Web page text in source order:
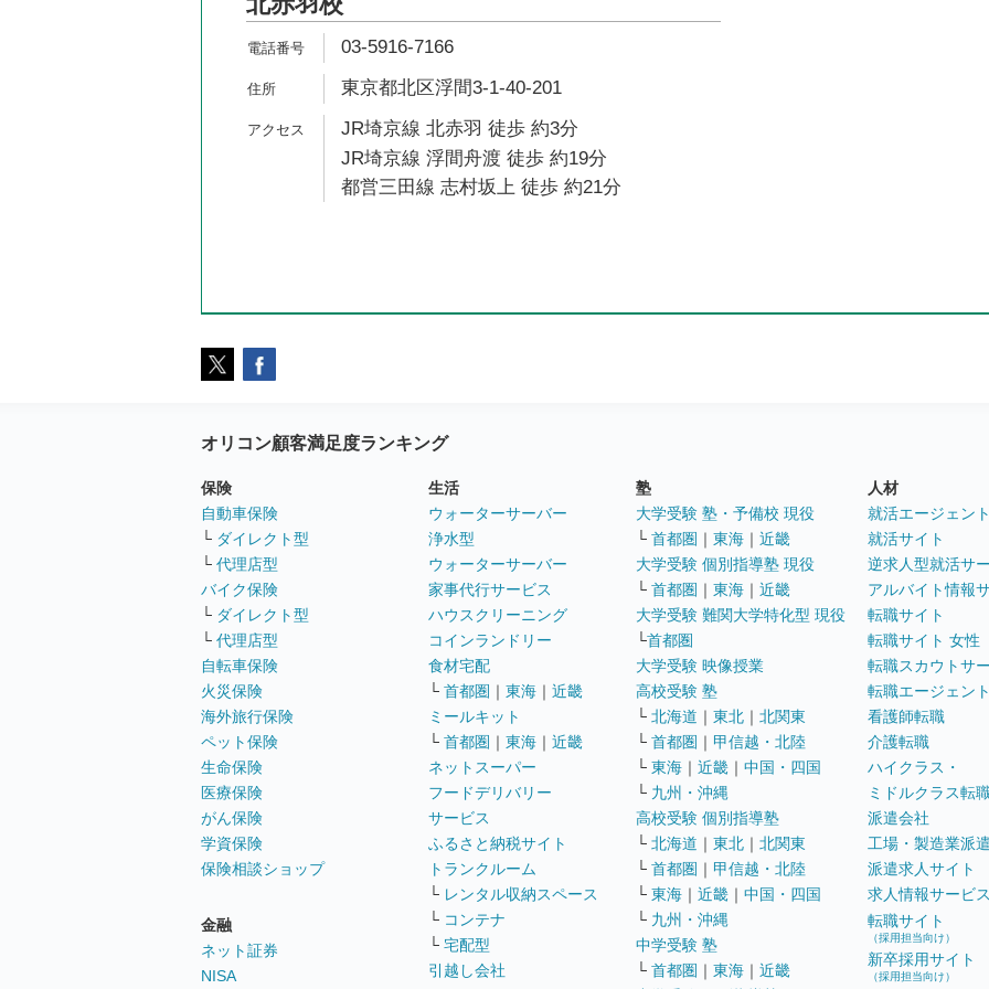
03-5916-7166
東京都北区浮間3-1-40-201
JR埼京線 北赤羽 徒歩 約3分
JR埼京線 浮間舟渡 徒歩 約19分
都営三田線 志村坂上 徒歩 約21分
オリコン顧客満足度ランキング
保険
自動車保険
└ ダイレクト型
└ 代理店型
バイク保険
└ ダイレクト型
└ 代理店型
自転車保険
火災保険
海外旅行保険
ペット保険
生命保険
医療保険
がん保険
学資保険
保険相談ショップ
金融
ネット証券
NISA
生活
ウォーターサーバー
浄水型
ウォーターサーバー
家事代行サービス
ハウスクリーニング
コインランドリー
食材宅配
└ 首都圏 ｜ 東海 ｜ 近畿
ミールキット
└ 首都圏 ｜ 東海 ｜ 近畿
ネットスーパー
フードデリバリー
サービス
ふるさと納税サイト
トランクルーム
└ レンタル収納スペース
└ コンテナ
└ 宅配型
引越し会社
塾
大学受験 塾・予備校 現役
└ 首都圏 ｜ 東海 ｜ 近畿
大学受験 個別指導塾 現役
└ 首都圏 ｜ 東海 ｜ 近畿
大学受験 難関大学特化型 現役
└首都圏
大学受験 映像授業
高校受験 塾
└ 北海道 ｜ 東北 ｜ 北関東
└ 首都圏 ｜ 甲信越・北陸
└ 東海 ｜ 近畿 ｜ 中国・四国
└ 九州・沖縄
高校受験 個別指導塾
└ 北海道 ｜ 東北 ｜ 北関東
└ 首都圏 ｜ 甲信越・北陸
└ 東海 ｜ 近畿 ｜ 中国・四国
└ 九州・沖縄
中学受験 塾
└ 首都圏 ｜ 東海 ｜ 近畿
人材
就活エージェン
就活サイト
逆求人型就活サ
アルバイト情報
転職サイト
転職サイト 女性
転職スカウトサ
転職エージェン
看護師転職
介護転職
ハイクラス・
ミドルクラス転
派遣会社
工場・製造業派
派遣求人サイト
求人情報サービ
転職サイト
（採用担当向け）
新卒採用サイト
（採用担当向け）